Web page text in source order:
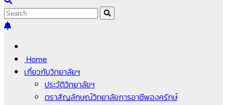
Home
เกี่ยวกับวิทยาลัยฯ
ประวัติวิทยาลัยฯ
ตราสัญลักษณ์วิทยาลัยการอาชีพองครักษ์